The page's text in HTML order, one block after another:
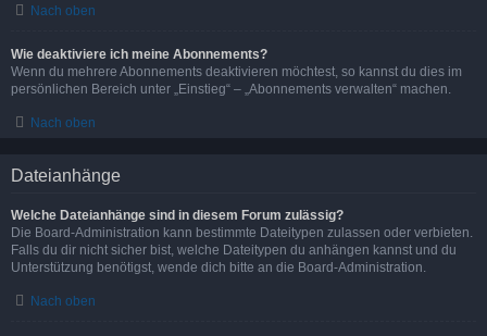
Nach oben
Wie deaktiviere ich meine Abonnements?
Wenn du mehrere Abonnements deaktivieren möchtest, so kannst du dies im
persönlichen Bereich unter „Einstieg“ – „Abonnements verwalten“ machen.
Nach oben
Dateianhänge
Welche Dateianhänge sind in diesem Forum zulässig?
Die Board-Administration kann bestimmte Dateitypen zulassen oder verbieten.
Falls du dir nicht sicher bist, welche Dateitypen du anhängen kannst und du
Unterstützung benötigst, wende dich bitte an die Board-Administration.
Nach oben